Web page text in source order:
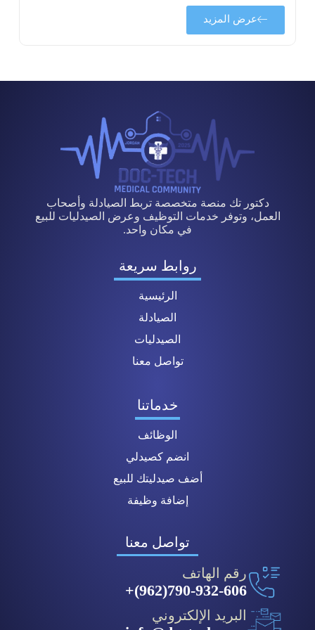
عرض المزيد
دكتور تك منصة متخصصة تربط الصيادلة وأصحاب
العمل، وتوفر خدمات التوظيف وعرض الصيدليات للبيع
في مكان واحد.
روابط سريعة
الرئيسية
الصيادلة
الصيدليات
تواصل معنا
خدماتنا
الوظائف
انضم كصيدلي
أضف صيدليتك للبيع
إضافة وظيفة
تواصل معنا
رقم الهاتف
790-932-606(962)+
البريد الإلكتروني